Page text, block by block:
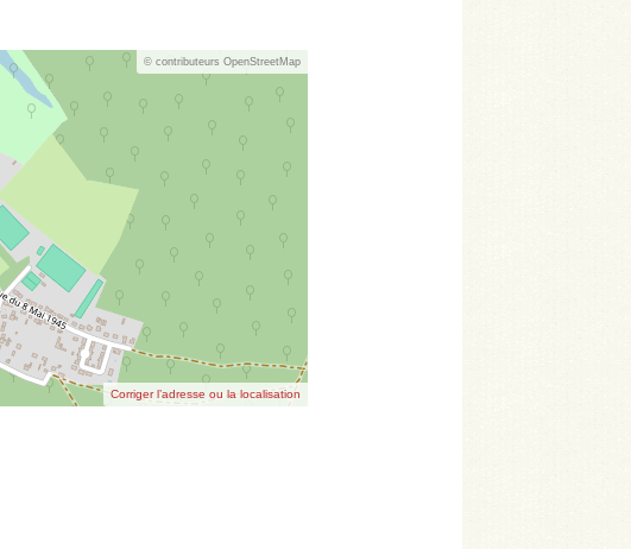
© contributeurs OpenStreetMap
Corriger l’adresse ou la localisation